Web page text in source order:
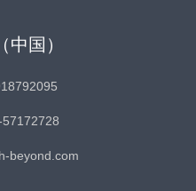
中国）
beyond.com